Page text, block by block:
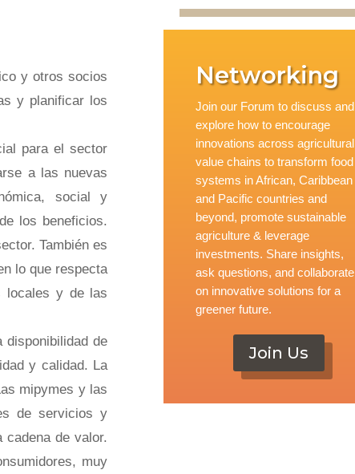
y otros socios
y planificar los
para el sector
a las nuevas
social y
los beneficios.
También es
lo que respecta
locales y de las
disponibilidad de
y calidad. La
mipymes y las
de servicios y
cadena de valor.
muy
Networking
Join our Forum to discuss and
explore how to encourage
innovations across agricultural
value chains to transform food
systems in African, Caribbean
and Pacific countries and
beyond, promote sustainable
agriculture & leverage
investments. Share insights,
ask questions, and collaborate
on innovative solutions for a
greener future.
Join Us